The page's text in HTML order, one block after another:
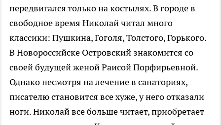
передвигался только на костылях. В городе в
свободное время Николай читал много
классики: Пушкина, Гоголя, Толстого, Горького.
В Новороссийске Островский знакомится со
своей будущей женой Раисой Порфирьевной.
Однако несмотря на лечение в санаториях,
писателю становится все хуже, у него отказали
ноги. Николай все больше читает, приобретает